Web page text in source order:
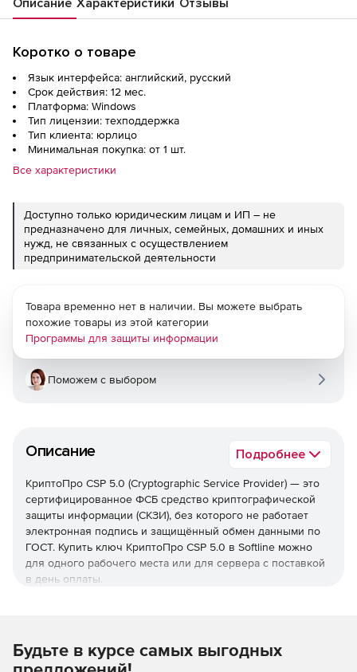
Коротко о товаре
Язык интерфейса: английский, русский
Срок действия: 12 мес.
Платформа: Windows
Тип лицензии: техподдержка
Тип клиента: юрлицо
Минимальная покупка: от 1 шт.
Все характеристики
Доступно только юридическим лицам и ИП – не
предназначено для личных, семейных, домашних и иных
нужд, не связанных с осуществлением
предпринимательской деятельности
Описание Подробнее
КриптоПро CSP 5.0 (Cryptographic Service Provider) — это
сертифицированное ФСБ средство криптографической
защиты информации (СКЗИ), без которого не работает
электронная подпись и защищённый обмен данными по
ГОСТ. Купить ключ КриптоПро CSP 5.0 в Softline можно
для одного рабочего места или для сервера с поставкой
в день оплаты.
Товара временно нет в наличии. Вы можете выбрать
похожие товары из этой категории
Программы для защиты информации
Поможем с выбором
Будьте в курсе самых выгодных